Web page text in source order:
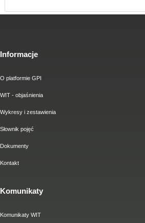
Informacje
O platformie GPI
WIT - objaśnienia
Wykresy i zestawienia
Słownik pojęć
Dokumenty
Kontakt
Komunikaty
Komunikaty WIT